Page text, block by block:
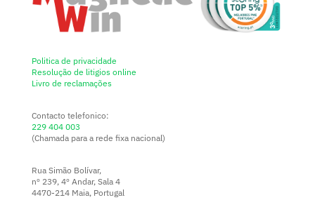
Politica de privacidade
Resolução de litigios online
Livro de reclamações
Contacto telefonico:
229 404 003
(Chamada para a rede fixa nacional)
Rua Simão Bolívar,
nº 239, 4º Andar, Sala 4
4470-214 Maia, Portugal